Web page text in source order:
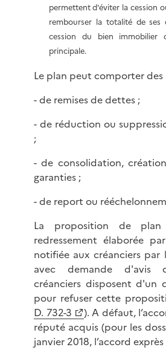
permettent d'éviter la cession
rembourser la totalité de
cession du bien immobilier
principale.
Le plan peut comporter des
- de remises de dettes ;
- de réduction ou
;
- de consolidation,
garanties ;
- de report ou
La proposition de plan
redressement élaborée
notifiée aux créanciers
avec demande d'avis
créanciers disposent d'un
pour refuser cette
D. 732-3
). A défaut,
réputé acquis (pour les
janvier 2018, l’accord